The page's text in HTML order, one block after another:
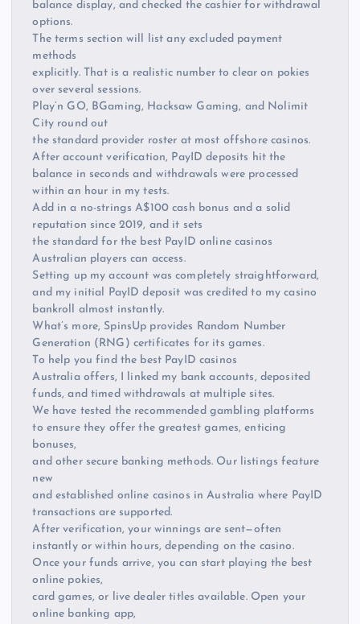
balance display, and checked the cashier for withdrawal
options.
The terms section will list any excluded payment
methods
explicitly. That is a realistic number to clear on pokies
over several sessions.
Play’n GO, BGaming, Hacksaw Gaming, and Nolimit
City round out
the standard provider roster at most offshore casinos.
After account verification, PayID deposits hit the
balance in seconds and withdrawals were processed
within an hour in my tests.
Add in a no-strings A$100 cash bonus and a solid
reputation since 2019, and it sets
the standard for the best PayID online casinos
Australian players can access.
Setting up my account was completely straightforward,
and my initial PayID deposit was credited to my casino
bankroll almost instantly.
What’s more, SpinsUp provides Random Number
Generation (RNG) certificates for its games.
To help you find the best PayID casinos
Australia offers, I linked my bank accounts, deposited
funds, and timed withdrawals at multiple sites.
We have tested the recommended gambling platforms
to ensure they offer the greatest games, enticing
bonuses,
and other secure banking methods. Our listings feature
new
and established online casinos in Australia where PayID
transactions are supported.
After verification, your winnings are sent—often
instantly or within hours, depending on the casino.
Once your funds arrive, you can start playing the best
online pokies,
card games, or live dealer titles available. Open your
online banking app,